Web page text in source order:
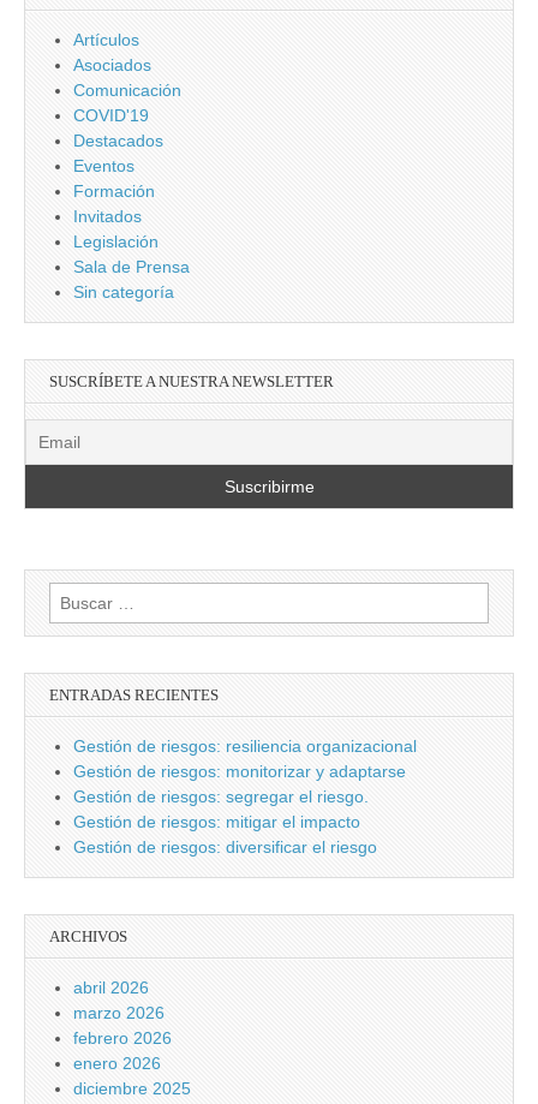
Artículos
Asociados
Comunicación
COVID'19
Destacados
Eventos
Formación
Invitados
Legislación
Sala de Prensa
Sin categoría
SUSCRÍBETE A NUESTRA NEWSLETTER
Buscar:
ENTRADAS RECIENTES
Gestión de riesgos: resiliencia organizacional
Gestión de riesgos: monitorizar y adaptarse
Gestión de riesgos: segregar el riesgo.
Gestión de riesgos: mitigar el impacto
Gestión de riesgos: diversificar el riesgo
ARCHIVOS
abril 2026
marzo 2026
febrero 2026
enero 2026
diciembre 2025